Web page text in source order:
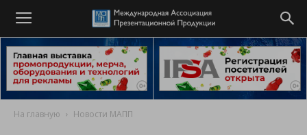
На главную Новости МАПП